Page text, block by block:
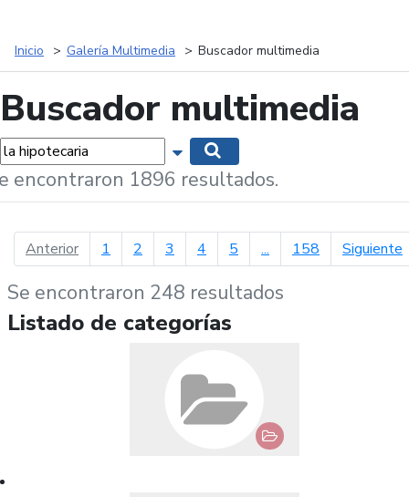
Inicio Galería Multimedia Buscador multimedia
Buscador multimedia
Mostrar opciones de búsqueda
encontraron 1896 resultados.
Anteriorpágina anterior
1 2 3 4 5 ... 158 Siguiente
Se encontraron 248 resultados
Listado de categorías